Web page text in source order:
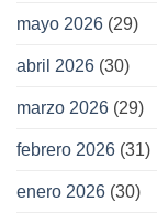
mayo 2026 (29)
abril 2026 (30)
marzo 2026 (29)
febrero 2026 (31)
enero 2026 (30)